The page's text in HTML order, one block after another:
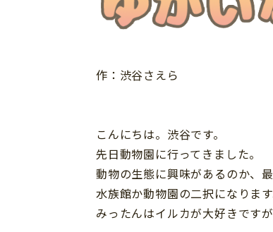
絵本・読み聞かせ
自由研究・工作
親子でいっしょに
作：渋谷さえら
こんにちは。渋谷です。
先日動物園に行ってきました。
動物の生態に興味があるのか、
水族館か動物園の二択になります
みったんはイルカが大好きです